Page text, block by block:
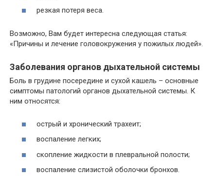
резкая потеря веса.
Возможно, Вам будет интересна следующая статья:
«Причины и лечение головокружения у пожилых людей».
Заболевания органов дыхательной системы
Боль в грудине посередине и сухой кашель – основные
симптомы патологий органов дыхательной системы. К
ним относятся:
острый и хронический трахеит;
воспаление легких;
скопление жидкости в плевральной полости;
воспаление слизистой оболочки бронхов.